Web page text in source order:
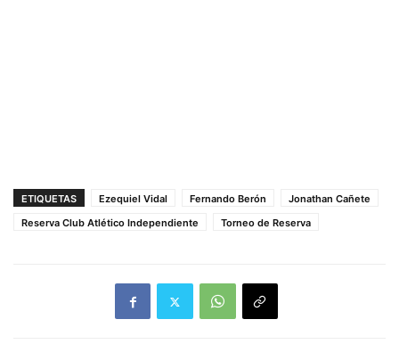
ETIQUETAS Ezequiel Vidal Fernando Berón
Jonathan Cañete
Reserva Club Atlético Independiente
Torneo de Reserva